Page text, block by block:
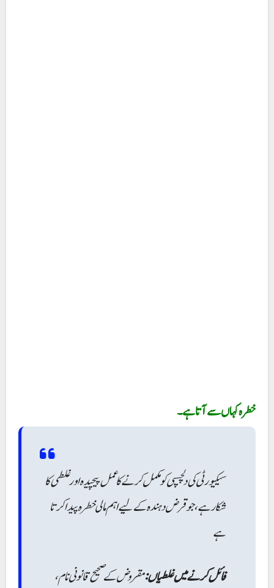
خطرہ کہاں سے آتا ہے۔
سیکیورٹی کی دلچسپی کو مکمل کرنے کا عمل پیچیدہ اور غلطی کا
شکار ہے، جو قرض دہندہ کے لیے اہم مالی خطرہ پیدا کرتا
ہے
فائل کرنے میں غلطیاں:مقروض کے صحیح قانونی نام،